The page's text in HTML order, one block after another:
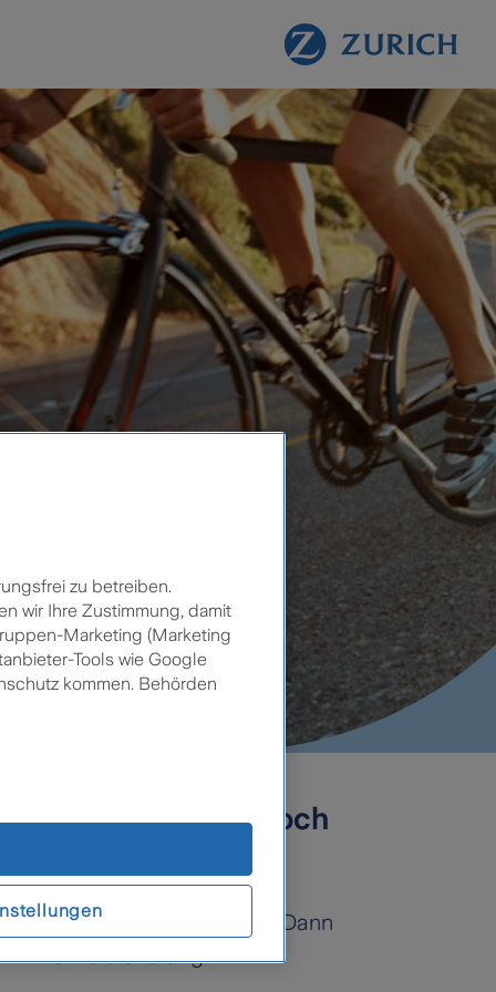
sondern auch noch
Freizeit damit unterwegs? Dann
Bike-Versicherung.
zu betreiben.
wir Ihre Zustimmung, damit
Marketing (Marketing
Tools wie Google
kommen. Behörden